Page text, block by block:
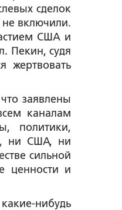
сделок
не включили.
США и
Пекин, судя
жертвовать
заявлены
каналам
политики,
ни США, ни
сильной
ценности и
нибудь